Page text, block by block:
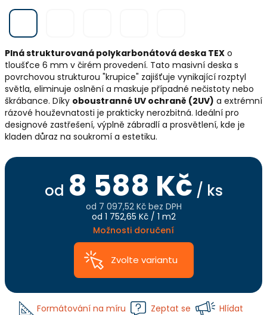
Plná strukturovaná polykarbonátová deska TEX o
tloušťce 6 mm v čirém provedení. Tato masivní deska s
povrchovou strukturou "krupice" zajišťuje vynikající rozptyl
světla, eliminuje oslnění a maskuje případné nečistoty nebo
škrábance. Díky oboustranné UV ochraně (2UV) a extrémní
rázové houževnatosti je prakticky nerozbitná. Ideální pro
designové zastřešení, výplně zábradlí a prosvětlení, kde je
kladen důraz na soukromí a estetiku.
Zvolte variantu
od 8 588 Kč / ks
od 7 097,52 Kčbez DPH
Měrná
cena:
od 1 752,65 Kč / 1 m2
Možnosti doručení
Formátování na míru Zeptat se Hlídat